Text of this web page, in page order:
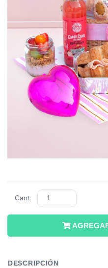
Cant:
DESCRIPCIÓN